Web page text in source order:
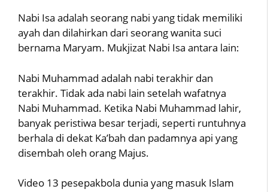
Nabi Isa adalah seorang nabi yang tidak memiliki
ayah dan dilahirkan dari seorang wanita suci
bernama Maryam. Mukjizat Nabi Isa antara lain:
Nabi Muhammad adalah nabi terakhir dan
terakhir. Tidak ada nabi lain setelah wafatnya
Nabi Muhammad. Ketika Nabi Muhammad lahir,
banyak peristiwa besar terjadi, seperti runtuhnya
berhala di dekat Ka’bah dan padamnya api yang
disembah oleh orang Majus.
Video 13 pesepakbola dunia yang masuk Islam